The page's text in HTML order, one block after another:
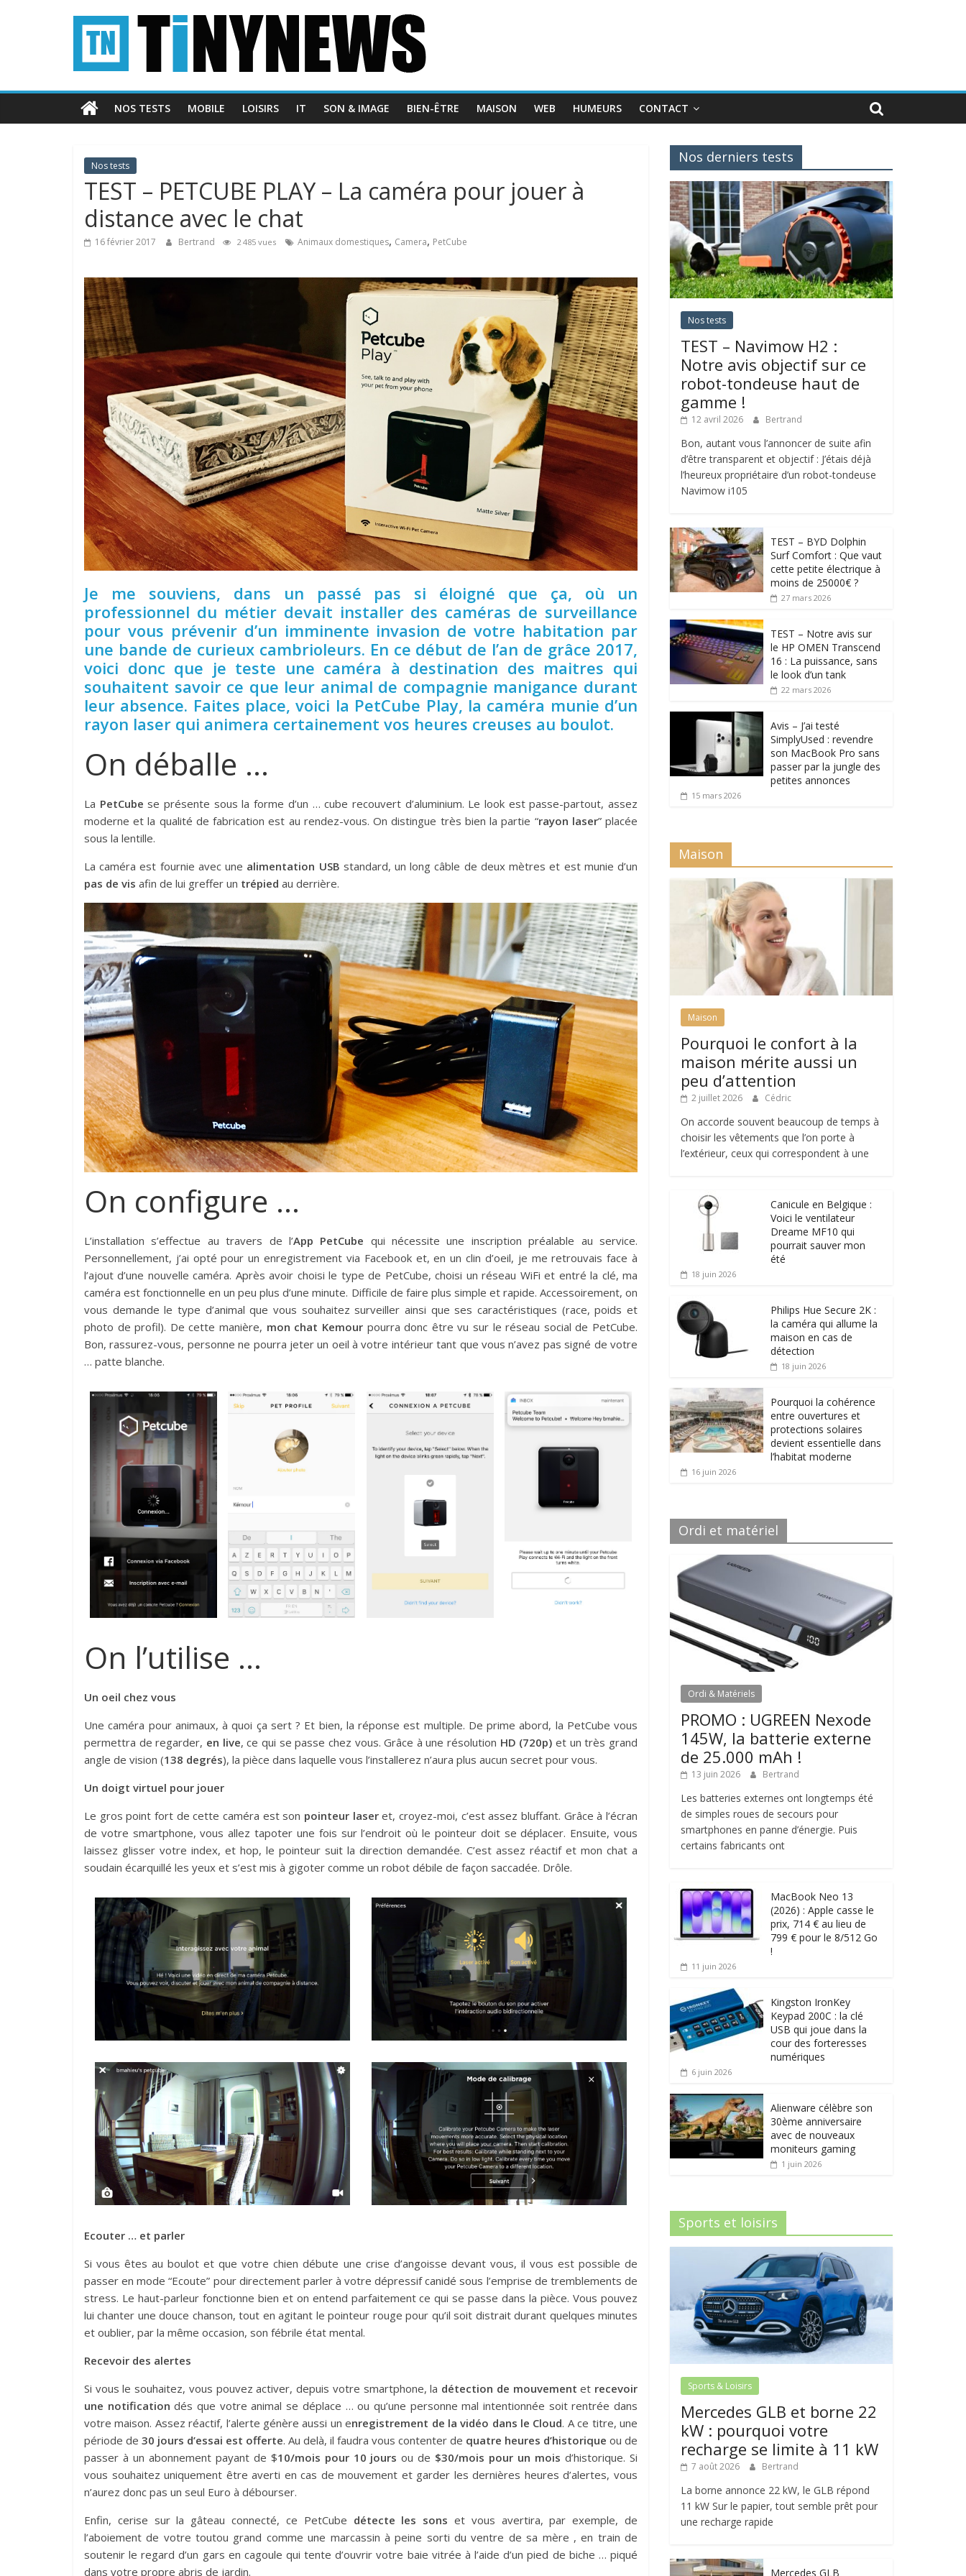
Tinynews
Le
belge
connectéNOS TESTS MOBILE LOISIRS IT SON & IMAGE BIEN-ÊTRE MAISON WEB HUMEURS CONTACT
Nos tests
TEST – PETCUBE PLAY – La caméra pour jouer à
distance avec le chat
16 février 2017 Bertrand 2 485 vues Animaux domestiques, Camera, PetCube
Je me souviens, dans un passé pas si éloigné que ça, où un
professionnel du métier devait installer des caméras de surveillance
pour vous prévenir d’un imminente invasion de votre habitation par
une bande de curieux cambrioleurs. En ce début de l’an de grâce 2017,
voici donc que je teste une caméra à destination des maitres qui
souhaitent savoir ce que leur animal de compagnie manigance durant
leur absence. Faites place, voici la PetCube Play, la caméra munie d’un
rayon laser qui animera certainement vos heures creuses au boulot.
On déballe …
La PetCube se présente sous la forme d’un … cube recouvert d’aluminium. Le look est passe-partout, assez
moderne et la qualité de fabrication est au rendez-vous. On distingue très bien la partie “rayon laser” placée
sous la lentille.
La caméra est fournie avec une alimentation USB standard, un long câble de deux mètres et est munie d’un
pas de vis afin de lui greffer un trépied au derrière.
On configure …
L’installation s’effectue au travers de l’App PetCube qui nécessite une inscription préalable au service.
Personnellement, j’ai opté pour un enregistrement via Facebook et, en un clin d’oeil, je me retrouvais face à
l’ajout d’une nouvelle caméra. Après avoir choisi le type de PetCube, choisi un réseau WiFi et entré la clé, ma
caméra est fonctionnelle en un peu plus d’une minute. Difficile de faire plus simple et rapide. Accessoirement, on
vous demande le type d’animal que vous souhaitez surveiller ainsi que ses caractéristiques (race, poids et
photo de profil). De cette manière, mon chat Kemourpourra donc être vu sur le réseau social de PetCube.
Bon, rassurez-vous, personne ne pourra jeter un oeil à votre intérieur tant que vous n’avez pas signé de votre
… patte blanche.
On l’utilise …
Un oeil chez vous
Une caméra pour animaux, à quoi ça sert ? Et bien, la réponse est multiple. De prime abord, la PetCube vous
permettra de regarder, en live, ce qui se passe chez vous. Grâce à une résolution HD (720p) et un très grand
angle de vision (138 degrés), la pièce dans laquelle vous l’installerez n’aura plus aucun secret pour vous.
Un doigt virtuel pour jouer
Le gros point fort de cette caméra est son pointeur laseret, croyez-moi, c’est assez bluffant. Grâce à l’écran
de votre smartphone, vous allez tapoter une fois sur l’endroit où le pointeur doit se déplacer. Ensuite, vous
laissez glisser votre index, et hop, le pointeur suit la direction demandée. C’est assez réactif et mon chat a
soudain écarquillé les yeux et s’est mis à gigoter comme un robot débile de façon saccadée. Drôle.
Ecouter … et parler
Si vous êtes au boulot et que votre chien débute une crise d’angoisse devant vous, il vous est possible de
passer en mode “Ecoute” pour directement parler à votre dépressif canidé sous l’emprise de tremblements de
stress. Le haut-parleur fonctionne bien et on entend parfaitement ce qui se passe dans la pièce. Vous pouvez
lui chanter une douce chanson, tout en agitant le pointeur rouge pour qu’il soit distrait durant quelques minutes
et oublier, par la même occasion, son fébrile état mental.
Recevoir des alertes
Si vous le souhaitez, vous pouvez activer, depuis votre smartphone, la détection de mouvement et recevoir
une notification dés que votre animal se déplace … ou qu’une personne mal intentionnée soit rentrée dans
votre maison. Assez réactif, l’alerte génère aussi un enregistrement de la vidéo dans le Cloud. A ce titre, une
période de 30 jours d’essai est offerte. Au delà, il faudra vous contenter de quatre heures d’historique ou de
passer à un abonnement payant de $10/mois pour 10 jours ou de $30/mois pour un mois d’historique. Si
vous souhaitez uniquement être averti en cas de mouvement et garder les dernières heures d’alertes, vous
n’aurez donc pas un seul Euro à débourser.
Enfin, cerise sur la gâteau connecté, ce PetCube détecte les sons et vous avertira, par exemple, de
l’aboiement de votre toutou grand comme une marcassin à peine sorti du ventre de sa mère , en train de
soutenir le regard d’un gars en cagoule qui tente d’ouvrir votre baie vitrée à l’aide d’un pied de biche … piqué
dans votre propre abris de jardin.
Nos derniers tests
Nos tests
TEST – Navimow H2 :
Notre avis objectif sur ce
robot-tondeuse haut de
gamme !
12 avril 2026 Bertrand
Bon, autant vous l’annoncer de suite afin
d’être transparent et objectif : J’étais déjà
l’heureux propriétaire d’un robot-tondeuse
Navimow i105
TEST – BYD Dolphin
Surf Comfort : Que vaut
cette petite électrique à
moins de 25000€ ?
27 mars 2026
TEST – Notre avis sur
le HP OMEN Transcend
16 : La puissance, sans
le look d’un tank
22 mars 2026
Avis – J’ai testé
SimplyUsed : revendre
son MacBook Pro sans
passer par la jungle des
petites annonces
15 mars 2026
Maison
Maison
Pourquoi le confort à la
maison mérite aussi un
peu d’attention
2 juillet 2026 Cédric
On accorde souvent beaucoup de temps à
choisir les vêtements que l’on porte à
l’extérieur, ceux qui correspondent à une
Canicule en Belgique :
Voici le ventilateur
Dreame MF10 qui
pourrait sauver mon
été
18 juin 2026
Philips Hue Secure 2K :
la caméra qui allume la
maison en cas de
détection
18 juin 2026
Pourquoi la cohérence
entre ouvertures et
protections solaires
devient essentielle dans
l’habitat moderne
16 juin 2026
Ordi et matériel
Ordi & Matériels
PROMO : UGREEN Nexode
145W, la batterie externe
de 25.000 mAh !
13 juin 2026 Bertrand
Les batteries externes ont longtemps été
de simples roues de secours pour
smartphones en panne d’énergie. Puis
certains fabricants ont
MacBook Neo 13
(2026) : Apple casse le
prix, 714 € au lieu de
799 € pour le 8/512 Go
!
11 juin 2026
Kingston IronKey
Keypad 200C : la clé
USB qui joue dans la
cour des forteresses
numériques
6 juin 2026
Alienware célèbre son
30ème anniversaire
avec de nouveaux
moniteurs gaming
1 juin 2026
Sports et loisirs
Sports & Loisirs
Mercedes GLB et borne 22
kW : pourquoi votre
recharge se limite à 11 kW
7 août 2026 Bertrand
La borne annonce 22 kW, le GLB répond
11 kW Sur le papier, tout semble prêt pour
une recharge rapide
Mercedes GLB